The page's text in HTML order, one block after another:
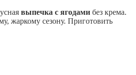
выпечка с ягодами без крема.
жаркому сезону. Приготовить